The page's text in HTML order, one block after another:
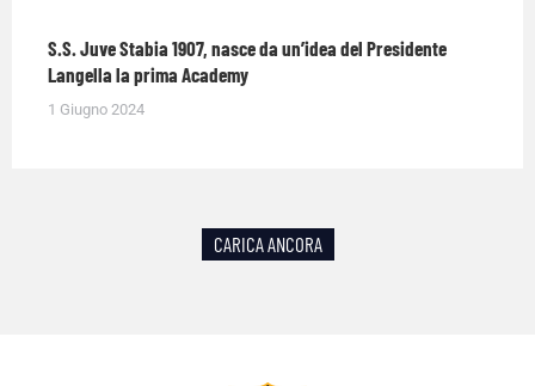
S.S. Juve Stabia 1907, nasce da un’idea del Presidente
Langella la prima Academy
1 Giugno 2024
CARICA ANCORA